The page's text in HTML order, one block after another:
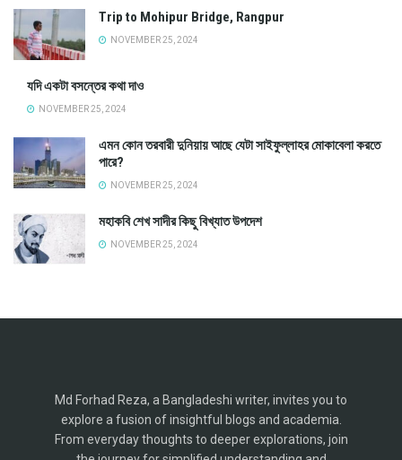
Trip to Mohipur Bridge, Rangpur
NOVEMBER 25, 2024
যদি একটা বসন্তের কথা দাও
NOVEMBER 25, 2024
এমন কোন তরবারী দুনিয়ায় আছে যেটা সাইফুল্লাহর মোকাবেলা করতে
পারে?
NOVEMBER 25, 2024
মহাকবি শেখ সাদীর কিছু বিখ্যাত উপদেশ
NOVEMBER 25, 2024
Md Forhad Reza, a Bangladeshi writer, invites you to
explore a fusion of insightful blogs and academia.
From everyday thoughts to deeper explorations, join